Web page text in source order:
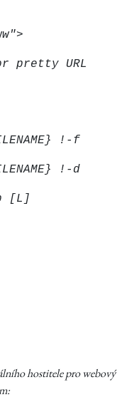
pretty URL
!-f
!-d
[L]
hostitele pro webový